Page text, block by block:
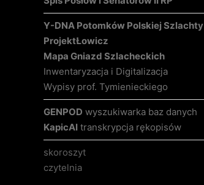
Y-DNA Potomków Polskiej Szlachty
ProjektŁowicz
Mapa Gniazd Szlacheckich
Inwentaryzacja i Digitalizacja
Wypisy prof. Tymienieckiego
GENPOD wyszukiwarka baz danych
KapicAI transkrypcja rękopisów
skoroszyt
czytelnia